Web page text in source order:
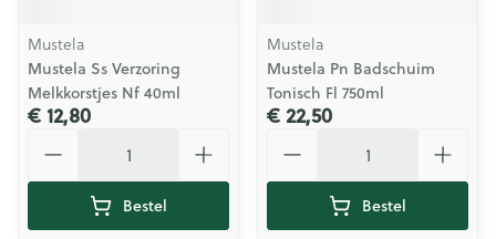
Mustela
Mustela Ss Verzoring
Melkkorstjes Nf 40ml
€ 12,80
Bestel
Mustela
Mustela Pn Badschuim
Tonisch Fl 750ml
€ 22,50
Bestel